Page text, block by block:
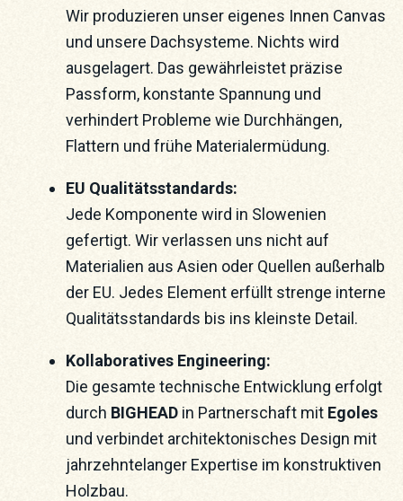
Wir produzieren unser eigenes Innen Canvas
und unsere Dachsysteme. Nichts wird
ausgelagert. Das gewährleistet präzise
Passform, konstante Spannung und
verhindert Probleme wie Durchhängen,
Flattern und frühe Materialermüdung.
EU Qualitätsstandards:
Jede Komponente wird in Slowenien
gefertigt. Wir verlassen uns nicht auf
Materialien aus Asien oder Quellen außerhalb
der EU. Jedes Element erfüllt strenge interne
Qualitätsstandards bis ins kleinste Detail.
Kollaboratives Engineering:
Die gesamte technische Entwicklung erfolgt
durch BIGHEAD in Partnerschaft mit Egoles
und verbindet architektonisches Design mit
jahrzehntelanger Expertise im konstruktiven
Holzbau.